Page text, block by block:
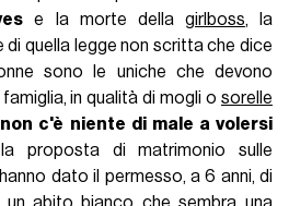
e la morte della girlboss, la
di quella legge non scritta che dice
sono le uniche che devono
in qualità di mogli o sorelle
non c'è niente di male a volersi
proposta di matrimonio sulle
dato il permesso, a 6 anni, di